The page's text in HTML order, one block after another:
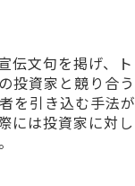
伝文句を掲げ、ト
投資家と競り合う
を引き込む手法が
には投資家に対し